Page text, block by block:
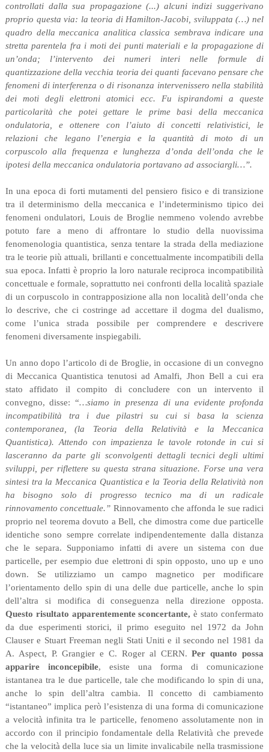
controllati dalla sua propagazione (...) alcuni indizi suggerivano
proprio questa via: la teoria di Hamilton-Jacobi, sviluppata (…) nel
quadro della meccanica analitica classica sembrava indicare una
stretta parentela fra i moti dei punti materiali e la propagazione di
un’onda; l’intervento dei numeri interi nelle formule di
quantizzazione della vecchia teoria dei quanti facevano pensare che
fenomeni di interferenza o di risonanza intervenissero nella stabilità
dei moti degli elettroni atomici ecc. Fu ispirandomi a queste
particolarità che potei gettare le prime basi della meccanica
ondulatoria, e ottenere con l’aiuto di concetti relativistici, le
relazioni che legano l’energia e la quantità di moto di un
corpuscolo alla frequenza e lunghezza d’onda dell’onda che le
ipotesi della meccanica ondulatoria portavano ad associargli…”.
In una epoca di forti mutamenti del pensiero fisico e di transizione
tra il determinismo della meccanica e l’indeterminismo tipico dei
fenomeni ondulatori, Louis de Broglie nemmeno volendo avrebbe
potuto fare a meno di affrontare lo studio della nuovissima
fenomenologia quantistica, senza tentare la strada della mediazione
tra le teorie più attuali, brillanti e concettualmente incompatibili della
sua epoca. Infatti è proprio la loro naturale reciproca incompatibilità
concettuale e formale, soprattutto nei confronti della località spaziale
di un corpuscolo in contrapposizione alla non località dell’onda che
lo descrive, che ci costringe ad accettare il dogma del dualismo,
come l’unica strada possibile per comprendere e descrivere
fenomeni diversamente inspiegabili.
Un anno dopo l’articolo di de Broglie, in occasione di un convegno
di Meccanica Quantistica tenutosi ad Amalfi, Jhon Bell a cui era
stato affidato il compito di concludere con un intervento il
convegno, disse: “…siamo in presenza di una evidente profonda
incompatibilità tra i due pilastri su cui si basa la scienza
contemporanea, (la Teoria della Relatività e la Meccanica
Quantistica). Attendo con impazienza le tavole rotonde in cui si
lasceranno da parte gli sconvolgenti dettagli tecnici degli ultimi
sviluppi, per riflettere su questa strana situazione. Forse una vera
sintesi tra la Meccanica Quantistica e la Teoria della Relatività non
ha bisogno solo di progresso tecnico ma di un radicale
rinnovamento concettuale.” Rinnovamento che affonda le sue radici
proprio nel teorema dovuto a Bell, che dimostra come due particelle
identiche sono sempre correlate indipendentemente dalla distanza
che le separa. Supponiamo infatti di avere un sistema con due
particelle, per esempio due elettroni di spin opposto, uno up e uno
down. Se utilizziamo un campo magnetico per modificare
l’orientamento dello spin di una delle due particelle, anche lo spin
dell’altra si modifica di conseguenza nella direzione opposta.
Questo risultato apparentemente sconcertante, è stato confermato
da due esperimenti storici, il primo eseguito nel 1972 da John
Clauser e Stuart Freeman negli Stati Uniti e il secondo nel 1981 da
A. Aspect, P. Grangier e C. Roger al CERN.Per quanto possa
apparire inconcepibile, esiste una forma di comunicazione
istantanea tra le due particelle, tale che modificando lo spin di una,
anche lo spin dell’altra cambia. Il concetto di cambiamento
“istantaneo” implica però l’esistenza di una forma di comunicazione
a velocità infinita tra le particelle, fenomeno assolutamente non in
accordo con il principio fondamentale della Relatività che prevede
che la velocità della luce sia un limite invalicabile nella trasmissione